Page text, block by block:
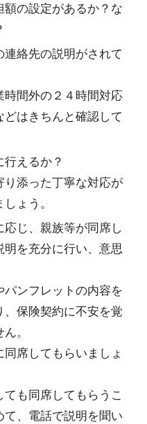
の設定があるか？な
絡先の説明がされて
間外の２４時間対応
はきちんと確認して
えるか？
り添った丁寧な対応が
ょう。
じ、親族等が同席し
を充分に行い、意思
ンフレットの内容を
保険契約に不安を覚
。
席してもらいましょ
も同席してもらうこ
て、電話で説明を聞い